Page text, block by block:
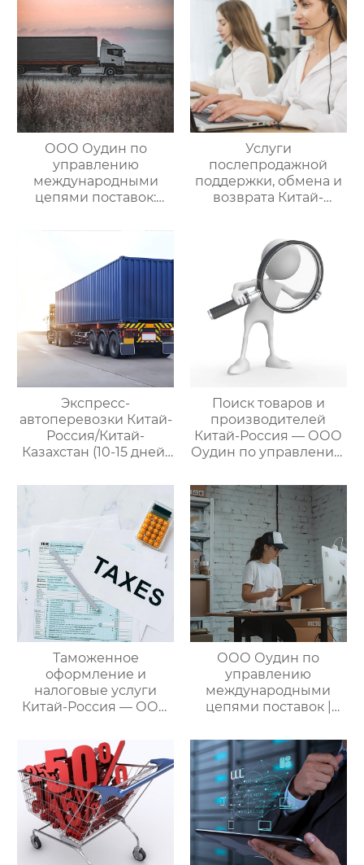
посреднических
закупок Китай-Россия
ООО Оудин по
управлению
международными
цепями поставок:
трансграничной
Россия/Китай-
Казахстан,
предлагающий
множество
эффективных
способов доставки
для удовлетворения
различных
потребностей
клиентов
Услуги
послепродажной
поддержки, обмена и
возврата Китай-
международными
цепями поставок
Экспресс-
автоперевозки Китай-
Россия/Китай-
Казахстан (10-15 дней)
управлению
международными
цепями поставок
Поиск товаров и
производителей
Китай-Россия — ООО
Оудин по управлению
цепями поставок
Таможенное
оформление и
налоговые услуги
Китай-Россия — ООО
международными
цепями поставок
ООО Оудин по
управлению
международными
цепями поставок |
услуги
посреднических
закупок Китай-Россия:
комплексное
решение ваших
трансграничных задач